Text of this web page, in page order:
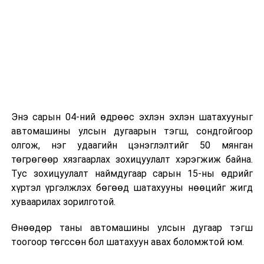
Энэ сарын 04-ний өдрөөс эхлэн эхлэн шатахууныг
автомашины улсын дугаарын тэгш, сондгойгоор
олгож, нэг удаагийн цэнэглэлтийг 50 мянган
төгрөгөөр хязгаарлах зохицуулалт хэрэгжиж байна.
Тус зохицуулалт наймдугаар сарын 15-ны өдрийг
хүртэл үргэлжлэх бөгөөд шатахууны нөөцийг жигд
хуваарилах зорилготой.
Өнөөдөр таны автомашины улсын дугаар тэгш
тоогоор төгссөн бол шатахуун авах боломжтой юм.